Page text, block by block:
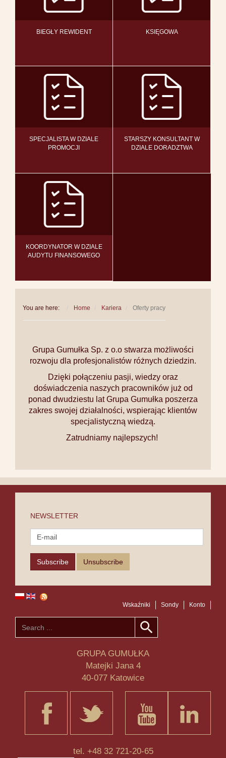
BIEGŁY REWIDENT KSIĘGOWA
SPECJALISTA W DZIALE
PROMOCJI
STARSZY KONSULTANT W
DZIALE DORADZTWA
KOORDYNATOR W DZIALE
AUDYTU FINANSOWEGO
You are here: Home Kariera Oferty pracy
Grupa Gumułka Sp. z o.o stwarza możliwości
rozwoju dla profesjonalistów różnych dziedzin.
Dzięki połączeniu pasji, wiedzy oraz
doświadczenia naszych pracowników już od
ponad dwudziestu lat Grupa Gumułka poszerza
zakres swojej działalności, wspierając klientów
specjalistyczną wiedzą.
Zatrudniamy najlepszych!
NEWSLETTER
Wskaźniki Sondy Konto
GRUPA GUMUŁKA
Matejki Jana 4
40-077 Katowice
tel. +48 32 721-20-65